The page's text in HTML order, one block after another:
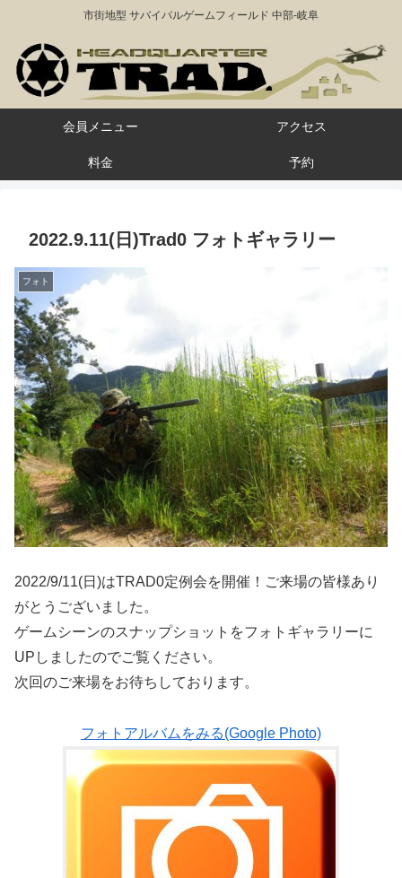
市街地型 サバイバルゲームフィールド 中部-岐阜
会員メニュー アクセス
料金 予約
2022.9.11(日)Trad0 フォトギャラリー
フォト
2022/9/11(日)はTRAD0定例会を開催！ご来場の皆様あり
がとうございました。
ゲームシーンのスナップショットをフォトギャラリーに
UPしましたのでご覧ください。
次回のご来場をお待ちしております。
フォトアルバムをみる(Google Photo)